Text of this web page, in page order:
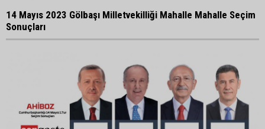
14 Mayıs 2023 Gölbaşı Milletvekilliği Mahalle Mahalle Seçim
Sonuçları